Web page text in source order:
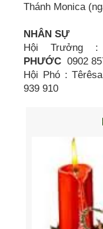
Thánh Monica
NHÂN SỰ
Hội Trưởng
PHƯỚC 0902
Hội Phó : Têrêsa
939 910